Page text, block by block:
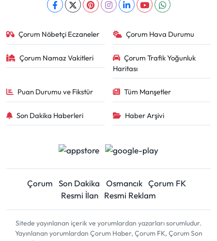
Çorum Nöbetçi Eczaneler Çorum Hava Durumu
Çorum Namaz Vakitleri
Çorum Trafik Yoğunluk
Haritası
Puan Durumu ve Fikstür Tüm Manşetler
Son Dakika Haberleri Haber Arşivi
Çorum Son Dakika Osmancık Çorum FK
Resmi İlan
Resmi Reklam
Sitede yayınlanan içerik ve yorumlardan yazarları sorumludur.
Yayınlanan yorumlardan Çorum Haber, Çorum FK, Çorum Son